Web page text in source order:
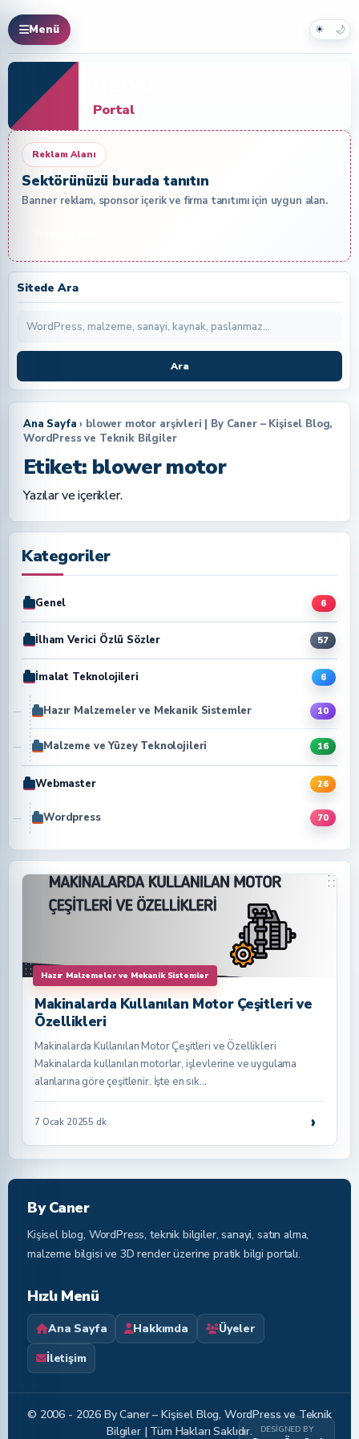
Menü ☀ 🌙
Portal
Reklam Alanı
Sektörünüzü burada tanıtın
Banner reklam, sponsor içerik ve firma tanıtımı için uygun alan.
Sitede Ara
Ara
Ana Sayfa › blower motor arşivleri | By Caner – Kişisel Blog,
WordPress ve Teknik Bilgiler
Etiket: blower motor
Yazılar ve içerikler.
Kategoriler
Genel 6
İlham Verici Özlü Sözler 57
İmalat Teknolojileri 6
Hazır Malzemeler ve Mekanik Sistemler 10
Malzeme ve Yüzey Teknolojileri 16
Webmaster 26
Wordpress 70
Hazır Malzemeler ve Mekanik Sistemler
Makinalarda Kullanılan Motor Çeşitleri ve
Özellikleri
Makinalarda Kullanılan Motor Çeşitleri ve Özellikleri
Makinalarda kullanılan motorlar, işlevlerine ve uygulama
alanlarına göre çeşitlenir. İşte en sık…
7 Ocak 20255 dk ›
By Caner
Kişisel blog, WordPress, teknik bilgiler, sanayi, satın alma,
malzeme bilgisi ve 3D render üzerine pratik bilgi portalı.
Hızlı Menü
Ana Sayfa Hakkımda
Üyeler
İletişim
© 2006 - 2026 By Caner – Kişisel Blog, WordPress ve Teknik
Bilgiler | Tüm Hakları Saklıdır.
DESIGNED BY